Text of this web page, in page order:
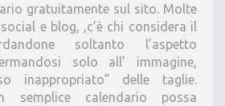
gratuitamente sul sito. Molte
e blog, ,c’è chi considera il
soltanto l’aspetto
solo all’ immagine,
inappropriato” delle taglie.
semplice calendario possa